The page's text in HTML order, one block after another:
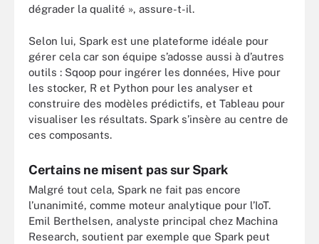
dégrader la qualité », assure-t-il.
Selon lui, Spark est une plateforme idéale pour
gérer cela car son équipe s’adosse aussi à d’autres
outils : Sqoop pour ingérer les données, Hive pour
les stocker, R et Python pour les analyser et
construire des modèles prédictifs, et Tableau pour
visualiser les résultats. Spark s’insère au centre de
ces composants.
Certains ne misent pas sur Spark
Malgré tout cela, Spark ne fait pas encore
l’unanimité, comme moteur analytique pour l’IoT.
Emil Berthelsen, analyste principal chez Machina
Research, soutient par exemple que Spark peut